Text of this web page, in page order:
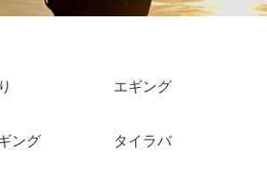
エギング
ング タイラバ